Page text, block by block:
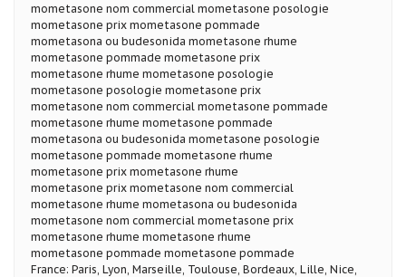
mometasone nom commercial mometasone posologie
mometasone prix mometasone pommade
mometasona ou budesonida mometasone rhume
mometasone pommade mometasone prix
mometasone rhume mometasone posologie
mometasone posologie mometasone prix
mometasone nom commercial mometasone pommade
mometasone rhume mometasone pommade
mometasona ou budesonida mometasone posologie
mometasone pommade mometasone rhume
mometasone prix mometasone rhume
mometasone prix mometasone nom commercial
mometasone rhume mometasona ou budesonida
mometasone nom commercial mometasone prix
mometasone rhume mometasone rhume
mometasone pommade mometasone pommade
France: Paris, Lyon, Marseille, Toulouse, Bordeaux, Lille, Nice,